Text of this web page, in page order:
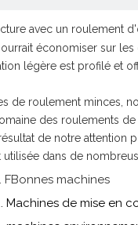
avec un roulement
économiser sur
légère est profilé et
de roulement minces,
des roulements
de notre attention
dans de
FBonnes machines
de mise en